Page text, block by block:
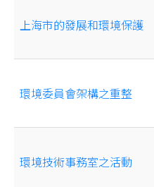
上海市的發展和環境保護
環境委員會架構之重整
環境技術事務室之活動